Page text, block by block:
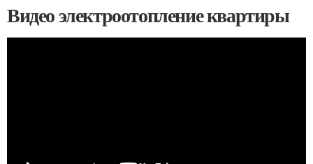
Видео электроотопление квартиры